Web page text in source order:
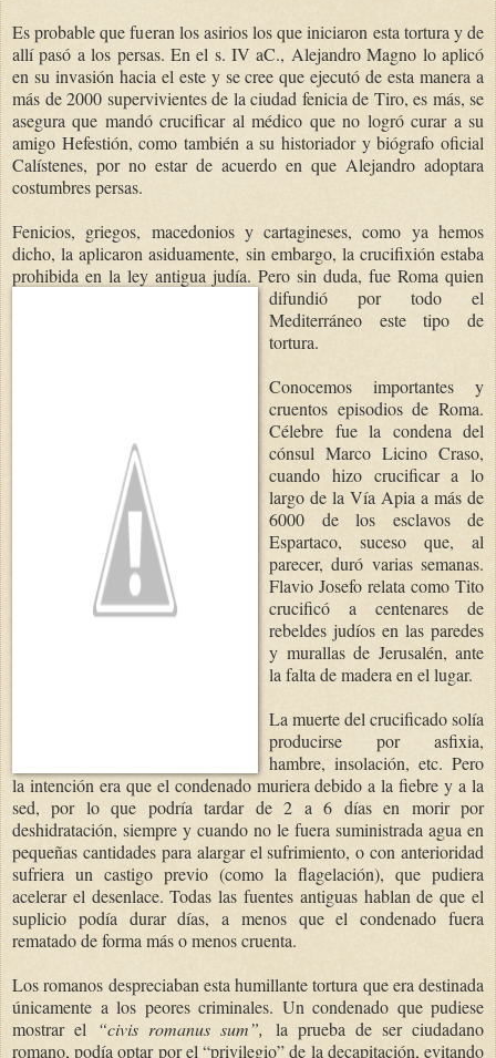
Es probable que fueran los asirios los que iniciaron esta tortura y de
allí pasó a los persas. En el s. IV aC., Alejandro Magno lo aplicó
en su invasión hacia el este y se cree que ejecutó de esta manera a
más de 2000 supervivientes de la ciudad fenicia de Tiro, es más, se
asegura que mandó crucificar al médico que no logró curar a su
amigo Hefestión, como también a su historiador y biógrafo oficial
Calístenes, por no estar de acuerdo en que Alejandro adoptara
costumbres persas.
Fenicios, griegos, macedonios y cartagineses, como ya hemos
dicho, la aplicaron asiduamente, sin embargo, la crucifixión estaba
prohibida en la ley antigua judía. Pero sin duda, fue Roma quien
difundió por todo el
Mediterráneo este tipo de
tortura.
Conocemos importantes y
cruentos episodios de Roma.
Célebre fue la condena del
cónsul Marco Licino Craso,
cuando hizo crucificar a lo
largo de la Vía Apia a más de
6000 de los esclavos de
Espartaco, suceso que, al
parecer, duró varias semanas.
Flavio Josefo relata como Tito
crucificó a centenares de
rebeldes judíos en las paredes
y murallas de Jerusalén, ante
la falta de madera en el lugar.
La muerte del crucificado solía
producirse por asfixia,
hambre, insolación, etc. Pero
la intención era que el condenado muriera debido a la fiebre y a la
sed, por lo que podría tardar de 2 a 6 días en morir por
deshidratación, siempre y cuando no le fuera suministrada agua en
pequeñas cantidades para alargar el sufrimiento, o con anterioridad
sufriera un castigo previo (como la flagelación), que pudiera
acelerar el desenlace. Todas las fuentes antiguas hablan de que el
suplicio podía durar días, a menos que el condenado fuera
rematado de forma más o menos cruenta.
Los romanos despreciaban esta humillante tortura que era destinada
únicamente a los peores criminales. Un condenado que pudiese
mostrar el “civis romanus sum”,
la prueba de ser ciudadano
romano, podía optar por el “privilegio” de la decapitación, evitando